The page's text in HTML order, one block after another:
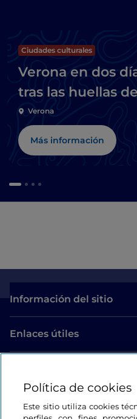
Ciudades culturales
Verona en dos
tras las huellas
Verona
Más información
Información del sitio
Enlaces útiles
Estamos en contacto
Política de cookies
Este sitio utiliza cookies